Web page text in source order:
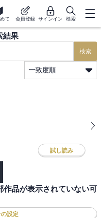
て 会員登録 サインイン 検索
結果
検索
一致度順
試し読み
作品が表示されていない可
設定